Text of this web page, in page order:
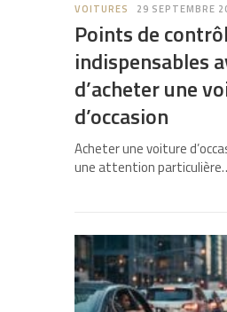
VOITURES 29 SEPTEMBRE
Points de
indispensables
d’acheter une
d’occasion
Acheter une voiture
une attention